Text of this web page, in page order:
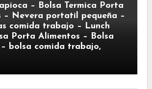
– Bolsa Termica Porta
– Nevera portatil pequeña –
comida trabajo – Lunch
Porta Alimentos – Bolsa
bolsa comida trabajo,